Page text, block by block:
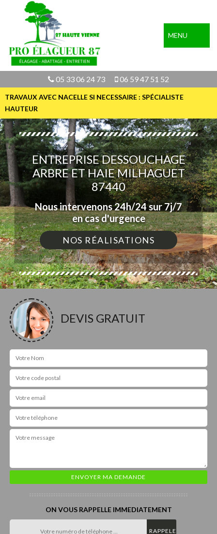
MENU
05 33 06 24 73 06 59 47 51 52
TRAVAUX AVEC NACELLE SI NECESSAIRE : SPÉCIALISTE
HAUTEUR
ENTREPRISE DESSOUCHAGE
ARBRE ET HAIE MILHAGUET
87440
Nous intervenons 24h/24 sur 7j/7
en cas d'urgence
NOS RÉALISATIONS
DEVIS GRATUIT
ON VOUS RAPPELLE IMMEDIATEMENT